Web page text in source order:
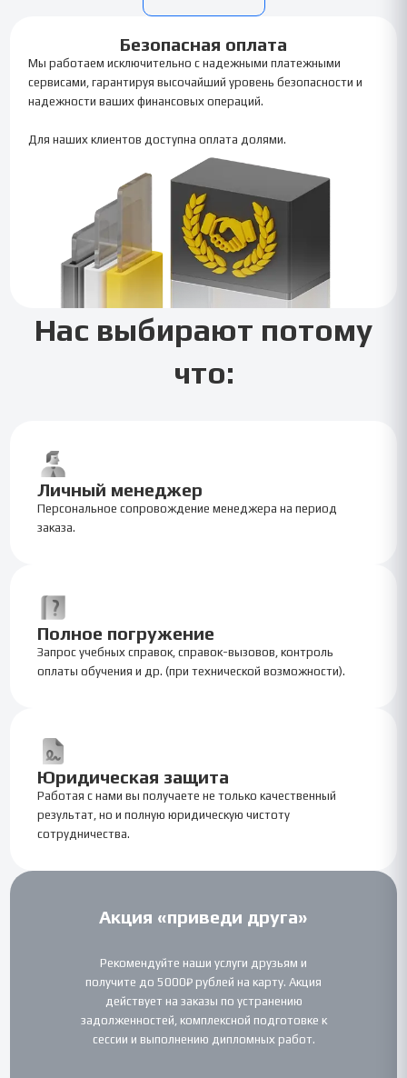
Безопасная оплата
Мы работаем исключительно с надежными платежными
сервисами, гарантируя высочайший уровень безопасности и
надежности ваших финансовых операций.
Для наших клиентов доступна оплата долями.
Нас выбирают потому
что:
Личный менеджер
Персональное сопровождение менеджера на период
заказа.
Полное погружение
Запрос учебных справок, справок-вызовов, контроль
оплаты обучения и др. (при технической возможности).
Юридическая защита
Работая с нами вы получаете не только качественный
результат, но и полную юридическую чистоту
сотрудничества.
Акция «приведи друга»
Рекомендуйте наши услуги друзьям и
получите до 5000₽ рублей на карту. Акция
действует на заказы по устранению
задолженностей, комплексной подготовке к
сессии и выполнению дипломных работ.